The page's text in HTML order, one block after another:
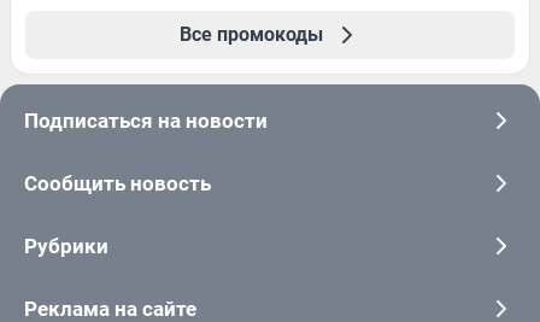
Все промокоды
Подписаться на новости
Сообщить новость
Рубрики
Реклама на сайте